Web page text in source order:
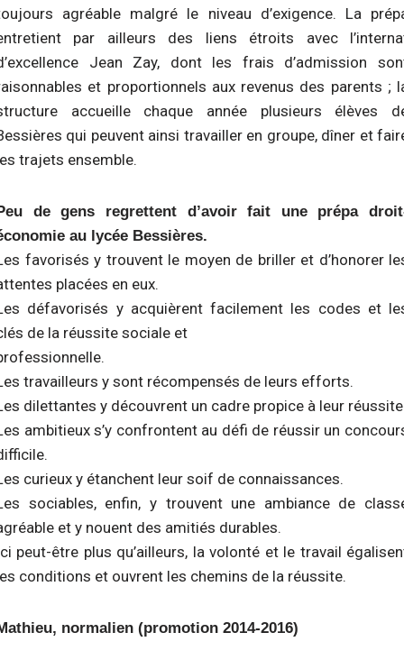
agréable malgré le niveau d’exigence. La
par ailleurs des liens étroits avec
Jean Zay, dont les frais d’admission
et proportionnels aux revenus des parents ;
accueille chaque année plusieurs élèves
qui peuvent ainsi travailler en groupe, dîner et
trajets ensemble.
de gens regrettent d’avoir fait une prépa
au lycée Bessières.
favorisés y trouvent le moyen de briller et d’honorer
placées en eux.
défavorisés y acquièrent facilement les codes et
de la réussite sociale et
travailleurs y sont récompensés de leurs efforts.
dilettantes y découvrent un cadre propice à leur
ambitieux s’y confrontent au défi de réussir un
curieux y étanchent leur soif de connaissances.
sociables, enfin, y trouvent une ambiance de
et y nouent des amitiés durables.
peut-être plus qu’ailleurs, la volonté et le travail
conditions et ouvrent les chemins de la réussite.
normalien (promotion 2014-2016)